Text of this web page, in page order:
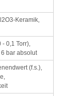
Keramik,
- 0,1 Torr),
bar absolut
(f.s.),